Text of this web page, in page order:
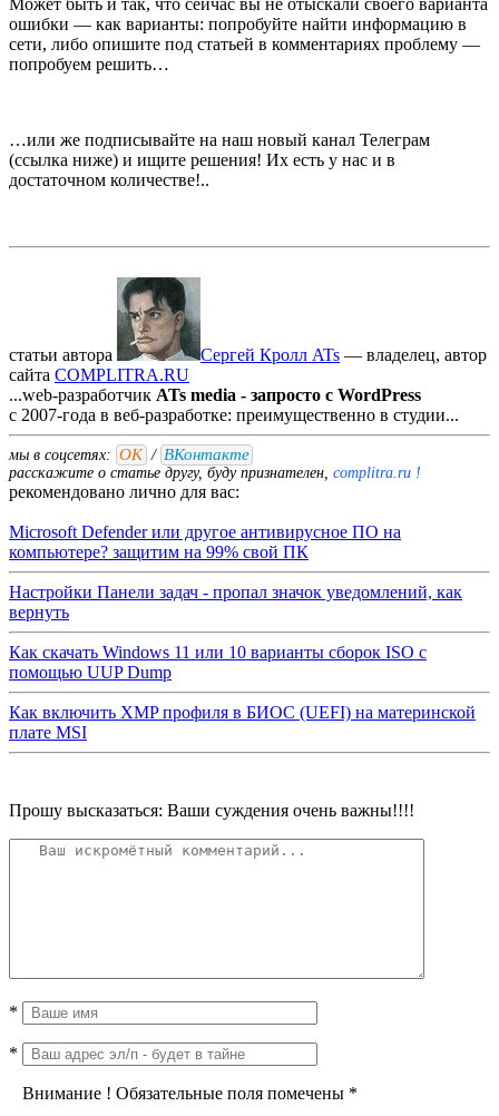
Может быть и так, что сейчас вы не отыскали своего варианта
ошибки — как варианты: попробуйте найти информацию в
сети, либо опишите под статьей в комментариях проблему —
попробуем решить…
…или же подписывайте на наш новый канал Телеграм
(ссылка ниже) и ищите решения! Их есть у нас и в
достаточном количестве!..
статьи автора Сергей Кролл ATs — владелец, автор
cайта COMPLITRA.RU
...web-разработчик ATs media - запросто с WordPress
с 2007-года в веб-разработке: преимущественно в студии...
мы в соцсетях: ОК / ВКонтакте
расскажите о статье другу, буду признателен, complitra.ru !
рекомендовано лично для вас:
Microsoft Defender или другое антивирусное ПО на
компьютере? защитим на 99% свой ПК
Настройки Панели задач - пропал значок уведомлений, как
вернуть
Как скачать Windows 11 или 10 варианты сборок ISO с
помощью UUP Dump
Как включить XMP профиля в БИОС (UEFI) на материнской
плате MSI
Прошу высказаться: Ваши суждения очень важны!!!!
*
*
Внимание ! Обязательные поля помечены *